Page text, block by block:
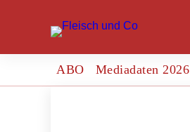
ABO Mediadaten 2026